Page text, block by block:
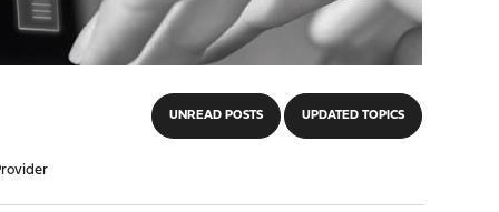
UNREAD POSTS UPDATED TOPICS